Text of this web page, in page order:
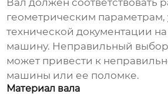
Вал должен соответствовать
геометрическим параметрам,
технической документации
машину. Неправильный
может привести к
машины или ее поломке.
Материал вала